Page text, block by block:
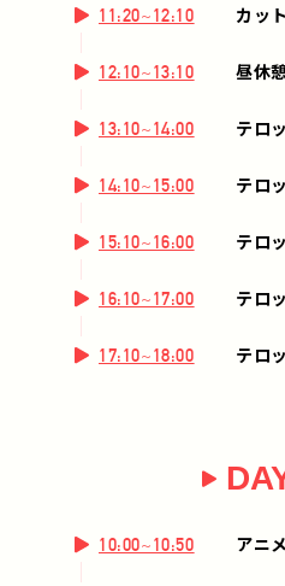
11:20~12:10 カット
12:10~13:10 昼休
13:10~14:00 テロ
14:10~15:00 テロ
15:10~16:00 テロ
16:10~17:00 テロ
17:10~18:00 テロ
10:00~10:50 アニ